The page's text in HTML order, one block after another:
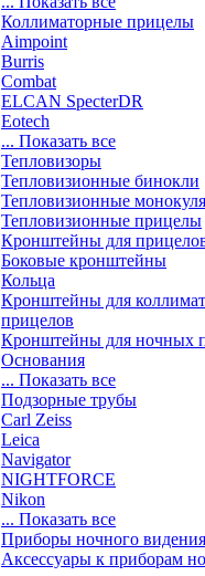
Коллиматорные прицелы
Aimpoint
Burris
Combat
ELCAN SpecterDR
Eotech
... Показать все
Тепловизоры
Тепловизионные бинокли
Тепловизионные
Тепловизионные прицелы
Кронштейны для
Боковые кронштейны
Кольца
Кронштейны для
прицелов
Кронштейны для ночных
Основания
... Показать все
Подзорные трубы
Carl Zeiss
Leica
Navigator
NIGHTFORCE
Nikon
... Показать все
Приборы ночного видения
Аксессуары к приборам